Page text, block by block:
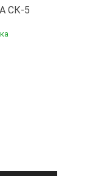
СК-5